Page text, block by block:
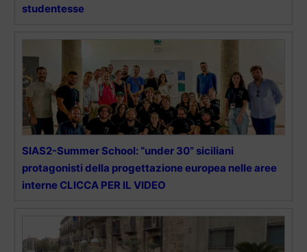
studentesse
SIAS2-Summer School: “under 30” siciliani
protagonisti della progettazione europea nelle aree
interne CLICCA PER IL VIDEO